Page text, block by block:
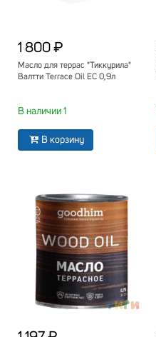
1 800 ₽
Масло для террас "Тиккурила"
Валтти Terrace Oil EC 0,9л
В наличии 1
В корзину